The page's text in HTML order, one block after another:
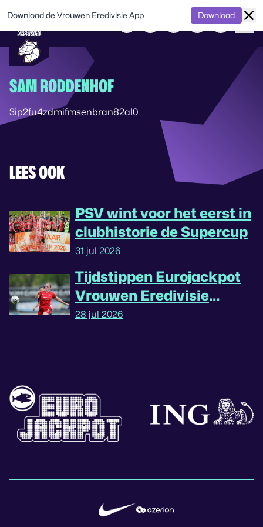
SAM RODDENHOF
3ip2fu4zdmifmsenbran82al0
LEES OOK
PSV wint voor het eerst in
clubhistorie de Supercup
31 jul 2026
Tijdstippen Eurojackpot
Vrouwen Eredivisie
omgedraaid
28 jul 2026
Download de Vrouwen Eredivisie App Download